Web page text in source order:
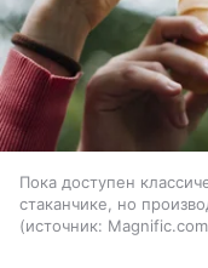
Пока доступен
стаканчике, но
источник: Magnific.com